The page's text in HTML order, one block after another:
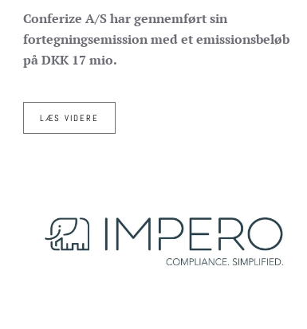
Conferize A/S har gennemført sin
fortegningsemission med et emissionsbeløb
på DKK 17 mio.
LÆS VIDERE